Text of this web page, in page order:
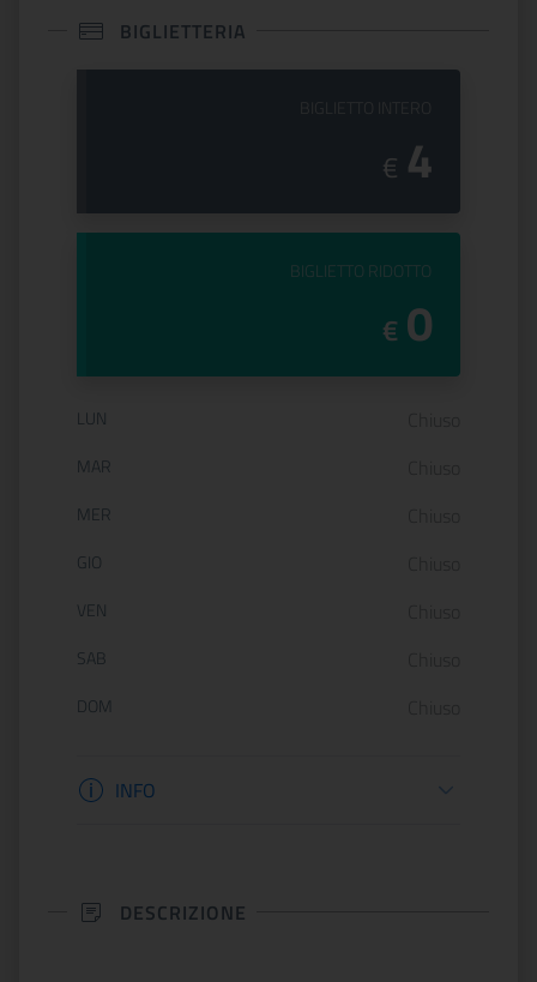
BIGLIETTERIA
€ 4
PREZZO DEL
BIGLIETTO RIDOTTO
€ 0
Orario di apertura:
LUN
MAR
MER
GIO
VEN
SAB
DOM
Informazioni biglietteria
INFO
DESCRIZIONE